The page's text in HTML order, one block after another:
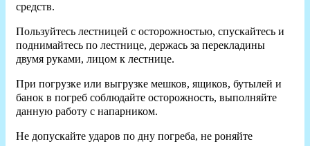
средств.
Пользуйтесь лестницей с осторожностью, спускайтесь и
поднимайтесь по лестнице, держась за перекладины
двумя руками, лицом к лестнице.
При погрузке или выгрузке мешков, ящиков, бутылей и
банок в погреб соблюдайте осторожность, выполняйте
данную работу с напарником.
Не допускайте ударов по дну погреба, не роняйте